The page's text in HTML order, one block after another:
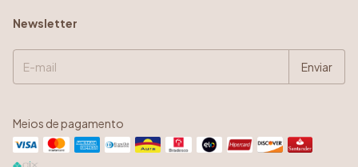
Newsletter
Meios de pagamento